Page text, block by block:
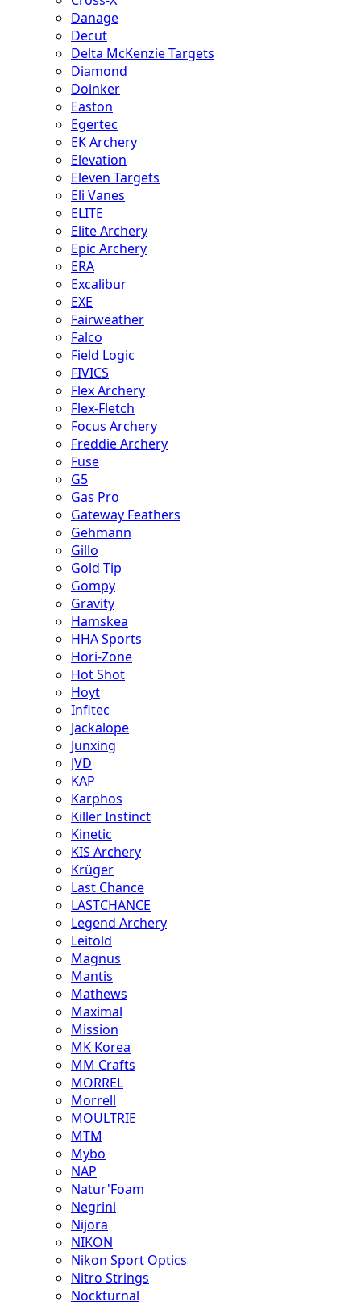
Danage
Decut
Delta McKenzie Targets
Diamond
Doinker
Easton
Egertec
EK Archery
Elevation
Eleven Targets
Eli Vanes
ELITE
Elite Archery
Epic Archery
ERA
Excalibur
EXE
Fairweather
Falco
Field Logic
FIVICS
Flex Archery
Flex-Fletch
Focus Archery
Freddie Archery
Fuse
G5
Gas Pro
Gateway Feathers
Gehmann
Gillo
Gold Tip
Gompy
Gravity
Hamskea
HHA Sports
Hori-Zone
Hot Shot
Hoyt
Infitec
Jackalope
Junxing
JVD
KAP
Karphos
Killer Instinct
Kinetic
KIS Archery
Krüger
Last Chance
LASTCHANCE
Legend Archery
Leitold
Magnus
Mantis
Mathews
Maximal
Mission
MK Korea
MM Crafts
MORREL
Morrell
MOULTRIE
MTM
Mybo
NAP
Natur'Foam
Negrini
Nijora
NIKON
Nikon Sport Optics
Nitro Strings
Nockturnal